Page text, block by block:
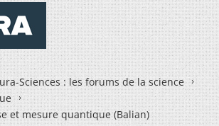
Sciences : les forums de la science
et mesure quantique (Balian)